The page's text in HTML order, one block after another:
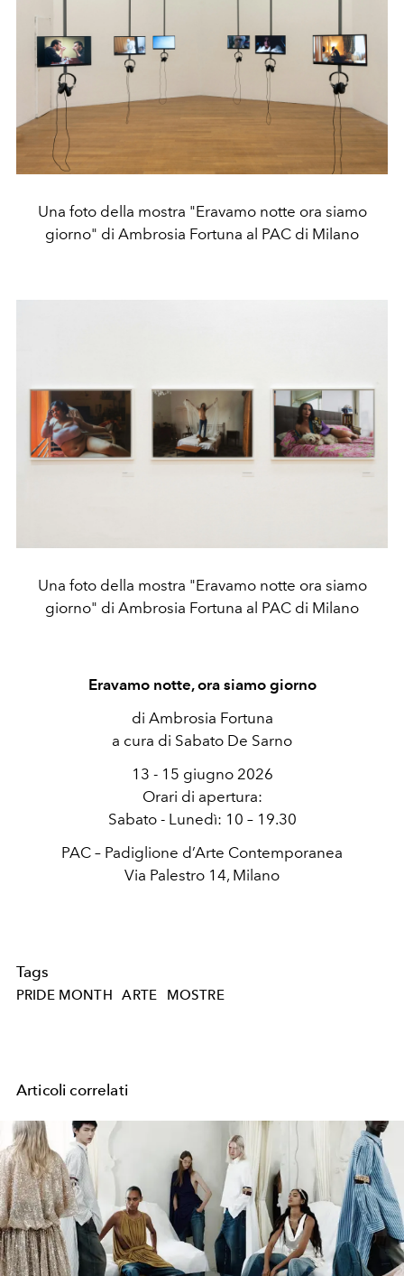
Una foto della mostra "Eravamo notte ora siamo
giorno" di Ambrosia Fortuna al PAC di Milano
Una foto della mostra "Eravamo notte ora siamo
giorno" di Ambrosia Fortuna al PAC di Milano
Eravamo notte, ora siamo giorno
di Ambrosia Fortuna
a cura di Sabato De Sarno
13 - 15 giugno 2026
Orari di apertura:
Sabato - Lunedì: 10 – 19.30
PAC – Padiglione d’Arte Contemporanea
Via Palestro 14, Milano
Tags
PRIDE MONTH ARTE MOSTRE
Articoli correlati